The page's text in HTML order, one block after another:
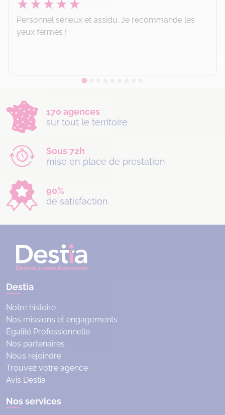
Personnel sérieux et assidu. Je recommande les
yeux fermés !
170 agences
sur tout le territoire
Sous 72h
mise en place de prestation
90%
de satisfaction
Destia
Notre histoire
Nos missions et engagements
Égalité Professionnelle
Nos partenaires
Nous rejoindre
Trouvez votre agence
Avis Destia
Nos services